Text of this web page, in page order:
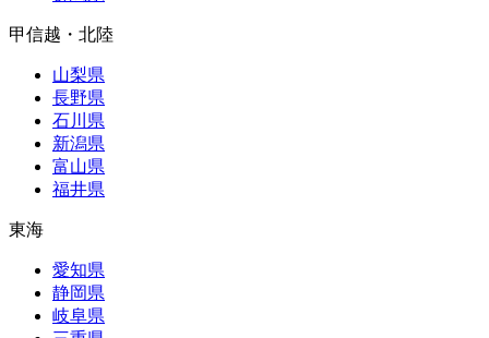
甲信越・北陸
山梨県
長野県
石川県
新潟県
富山県
福井県
東海
愛知県
静岡県
岐阜県